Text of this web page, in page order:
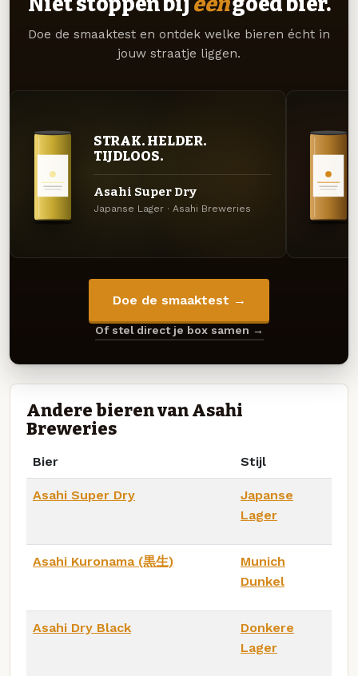
Doe de smaaktest en ontdek welke bieren écht in
jouw straatje liggen.
STRAK. HELDER.
TIJDLOOS.
Asahi Super Dry
Japanse Lager · Asahi Breweries
Doe de smaaktest →
Of stel direct je box samen →
Andere bieren van Asahi
Breweries
Bier Stijl
Asahi Super Dry
Japanse
Lager
Asahi Kuronama (黒生)
Munich
Dunkel
Asahi Dry Black
Donkere
Lager